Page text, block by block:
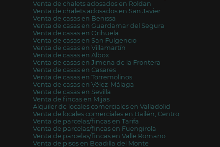
Venta de chalets adosados en Roldan
Venta de chalets adosados en San Javier
Venta de casas en Benissa
Venta de casas en Guardamar del Segura
Venta de casas en Orihuela
Venta de casas en San Fulgencio
Venta de casas en Villamartín
Venta de casas en Albox
Venta de casas en Jimena de la Frontera
Venta de casas en Casares
Venta de casas en Torremolinos
Venta de casas en Vélez-Málaga
Venta de casas en Sevilla
Venta de fincas en Mijas
Alquiler de locales comerciales en Valladolid
Venta de locales comerciales en Bailén, Centro
Venta de parcelas/fincas en Tarifa
Venta de parcelas/fincas en Fuengirola
Venta de parcelas/fincas en Valle Romano
Venta de pisos en Boadilla del Monte